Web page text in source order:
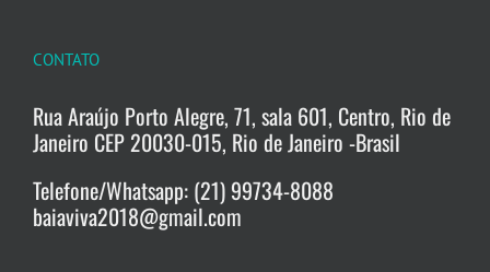
CONTATO
Rua Araújo Porto Alegre, 71, sala 601, Centro, Rio de
Janeiro CEP 20030-015, Rio de Janeiro -Brasil
Telefone/Whatsapp: (21) 99734-8088
baiaviva2018@gmail.com